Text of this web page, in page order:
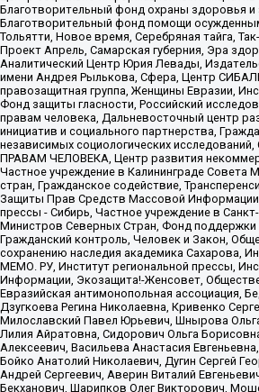
Благотворительный фонд охраны здоровья
Благотворительный фонд помощи
Тольятти, Новое время, Серебряная тайга,
Проект Апрель, Самарская губерния, Эра
Аналитический Центр Юрия Левады,
имени Андрея Рылькова, Сфера, Центр
правозащитная группа, Женщины Евразии,
Фонд защиты гласности, Российский
правам человека, Дальневосточный центр
инициатив и социального партнерства,
независимых социологических
ПРАВАМ ЧЕЛОВЕКА, Центр развития
Частное учреждение в Калининграде Совета
стран, Гражданское содействие,
Защиты Прав Средств Массовой
прессы - Сибирь, Частное учреждение в
Министров Северных Стран, Фонд
Гражданский контроль, Человек и Закон,
сохранению наследия академика Сахарова,
МЕМО. РУ, Институт региональной прессы,
Информации, Экозащита!-Женсовет,
Евразийская антимонопольная ассоциация,
Дзугкоева Регина Николаевна, Кривенко
Милославский Павел Юрьевич, Шнырова
Лилия Айратовна, Сидорович Ольга
Алексеевич, Васильева Анастасия
Бойко Анатолий Николаевич, Дугин Сергей
Андрей Сергеевич, Аверин Виталий
Бекханович, Шарипков Олег Викторович,